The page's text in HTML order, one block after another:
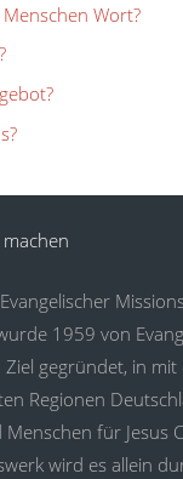
Wort?
1959 von
gegründet, in
Regionen
für Jesus
wird es allein